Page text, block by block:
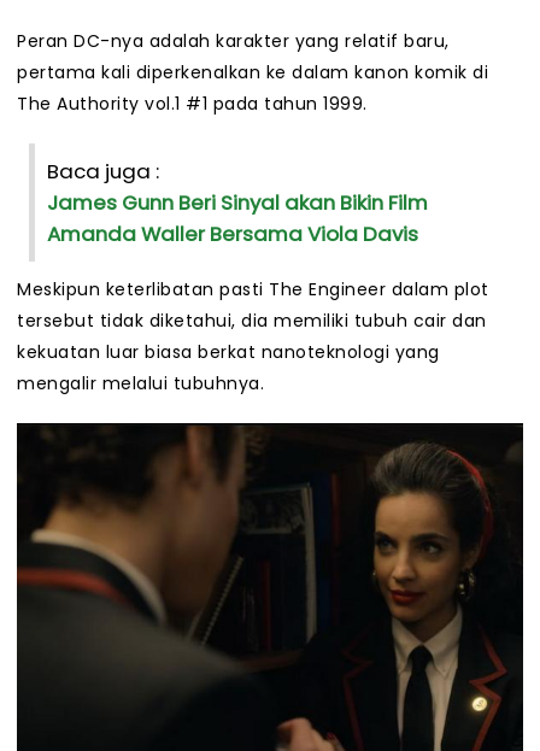
Peran DC-nya adalah karakter yang relatif baru,
pertama kali diperkenalkan ke dalam kanon komik di
The Authority vol.1 #1 pada tahun 1999.
Baca juga :
James Gunn Beri Sinyal akan Bikin Film
Amanda Waller Bersama Viola Davis
Meskipun keterlibatan pasti The Engineer dalam plot
tersebut tidak diketahui, dia memiliki tubuh cair dan
kekuatan luar biasa berkat nanoteknologi yang
mengalir melalui tubuhnya.